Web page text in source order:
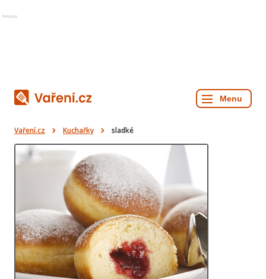
Reklama
Vaření.cz Kuchařky sladké